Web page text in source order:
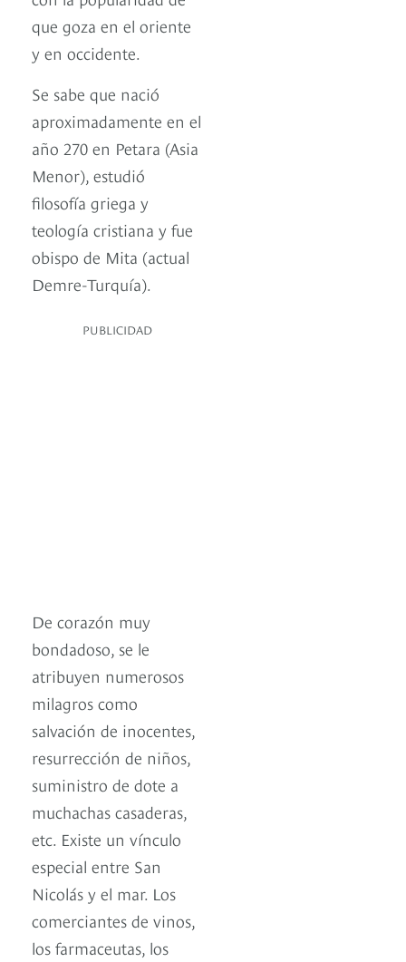
que goza en el oriente
y en occidente.
Se sabe que nació
aproximadamente en el
año 270 en Petara (Asia
Menor), estudió
filosofía griega y
teología cristiana y fue
obispo de Mita (actual
Demre-Turquía).
PUBLICIDAD
De corazón muy
bondadoso, se le
atribuyen numerosos
milagros como
salvación de inocentes,
resurrección de niños,
suministro de dote a
muchachas casaderas,
etc. Existe un vínculo
especial entre San
Nicolás y el mar. Los
comerciantes de vinos,
los farmaceutas, los